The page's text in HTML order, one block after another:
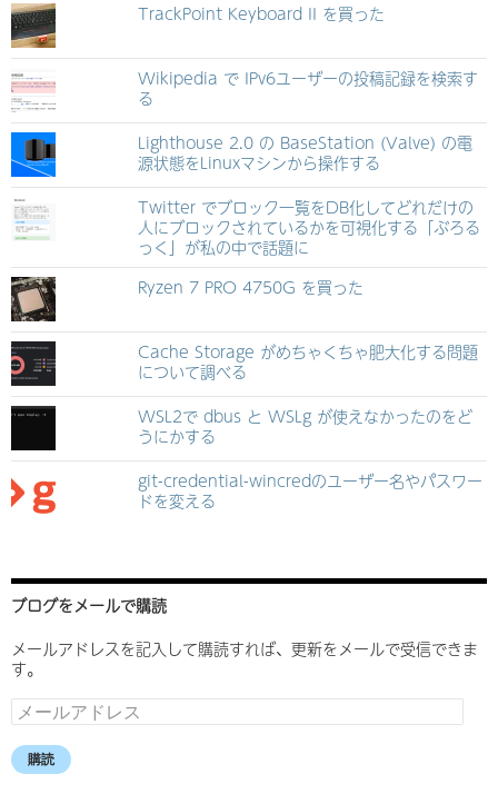
TrackPoint Keyboard II を買った
Wikipedia で IPv6ユーザーの投稿記録を検索す
る
Lighthouse 2.0 の BaseStation (Valve) の電
源状態をLinuxマシンから操作する
Twitter でブロック一覧をDB化してどれだけの
人にブロックされているかを可視化する「ぶろる
っく」が私の中で話題に
Ryzen 7 PRO 4750G を買った
Cache Storage がめちゃくちゃ肥大化する問題
について調べる
WSL2で dbus と WSLg が使えなかったのをど
うにかする
git-credential-wincredのユーザー名やパスワー
ドを変える
ブログをメールで購読
メールアドレスを記入して購読すれば、更新をメールで受信できま
す。
メ
ー
ル
ア 購読